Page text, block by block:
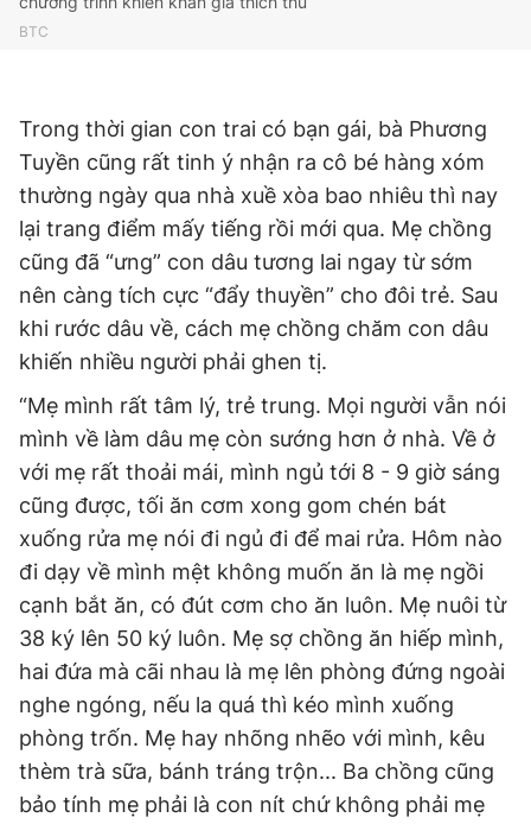
BTC
Trong thời gian con trai có bạn gái, bà Phương
Tuyền cũng rất tinh ý nhận ra cô bé hàng xóm
thường ngày qua nhà xuề xòa bao nhiêu thì nay
lại trang điểm mấy tiếng rồi mới qua. Mẹ chồng
cũng đã “ưng” con dâu tương lai ngay từ sớm
nên càng tích cực “đẩy thuyền” cho đôi trẻ. Sau
khi rước dâu về, cách mẹ chồng chăm con dâu
khiến nhiều người phải ghen tị.
“Mẹ mình rất tâm lý, trẻ trung. Mọi người vẫn nói
mình về làm dâu mẹ còn sướng hơn ở nhà. Về ở
với mẹ rất thoải mái, mình ngủ tới 8 - 9 giờ sáng
cũng được, tối ăn cơm xong gom chén bát
xuống rửa mẹ nói đi ngủ đi để mai rửa. Hôm nào
đi dạy về mình mệt không muốn ăn là mẹ ngồi
cạnh bắt ăn, có đút cơm cho ăn luôn. Mẹ nuôi từ
38 ký lên 50 ký luôn. Mẹ sợ chồng ăn hiếp mình,
hai đứa mà cãi nhau là mẹ lên phòng đứng ngoài
nghe ngóng, nếu la quá thì kéo mình xuống
phòng trốn. Mẹ hay nhõng nhẽo với mình, kêu
thèm trà sữa, bánh tráng trộn... Ba chồng cũng
bảo tính mẹ phải là con nít chứ không phải mẹ